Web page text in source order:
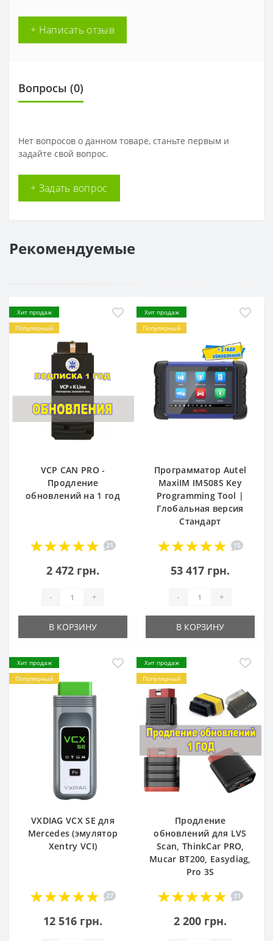
+ Написать отзыв
Вопросы (0)
Нет вопросов о данном товаре, станьте первым и
задайте свой вопрос.
+ Задать вопрос
Рекомендуемые
Хит продаж
Популярный
VCP CAN PRO -
Продление
обновлений на 1 год
21
2 472 грн.
- +
В КОРЗИНУ
Хит продаж
Популярный
Программатор Autel
MaxiIM IM508S Key
Programming Tool |
Глобальная версия
Стандарт
15
53 417 грн.
- +
В КОРЗИНУ
Хит продаж
Популярный
VXDIAG VCX SE для
Mercedes (эмулятор
Xentry VCI)
27
12 516 грн.
Хит продаж
Популярный
Продление
обновлений для LVS
Scan, ThinkCar PRO,
Mucar BT200, Easydiag,
Pro 3S
31
2 200 грн.